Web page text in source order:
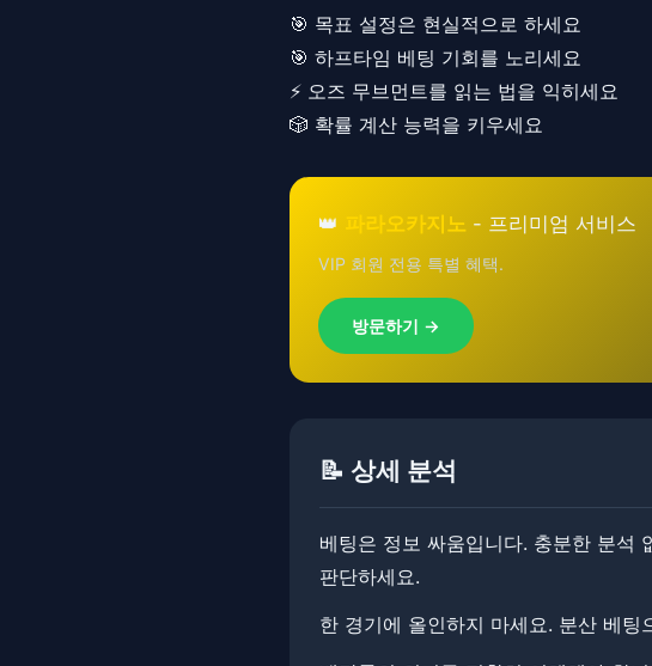
🎯 목표 설정은 현실적으로 하세요
🎯 하프타임 베팅 기회를 노리세요
⚡ 오즈 무브먼트를 읽는 법을 익히세요
🎲 확률 계산 능력을 키우세요
👑 파라오카지노 - 프리미엄 서비스
VIP 회원 전용 특별 혜택.
방문하기 →
📝 상세 분석
베팅은 정보 싸움입니다. ​충분한 분석
판단하세요.
한 경기에 올인하지 마세요. ​​분산 베